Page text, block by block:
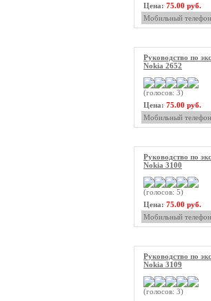
Цена: 75.00 руб.
Мобильный
Руководство по
Nokia 2652
(голосов: 3)
Цена: 75.00 руб.
Мобильный
Руководство по
Nokia 3100
(голосов: 5)
Цена: 75.00 руб.
Мобильный
Руководство по
Nokia 3109
(голосов: 3)